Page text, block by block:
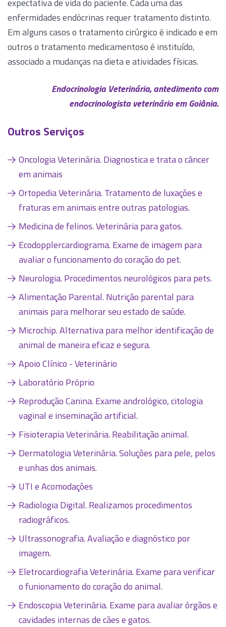
expectativa de vida do paciente. Cada uma das
enfermidades endócrinas requer tratamento distinto.
Em alguns casos o tratamento cirúrgico é indicado e em
outros o tratamento medicamentoso é instituído,
associado a mudanças na dieta e atividades físicas.
Endocrinologia Veterinária, antedimento com
endocrinologista veterinário em Goiânia.
Outros Serviços
Oncologia Veterinária. Diagnostica e trata o câncer
em animais
Ortopedia Veterinária. Tratamento de luxações e
fraturas em animais entre outras patologias.
Medicina de felinos. Veterinária para gatos.
Ecodopplercardiograma. Exame de imagem para
avaliar o funcionamento do coração do pet.
Neurologia. Procedimentos neurológicos para pets.
Alimentação Parental. Nutrição parental para
animais para melhorar seu estado de saúde.
Microchip. Alternativa para melhor identificação de
animal de maneira eficaz e segura.
Apoio Clínico - Veterinário
Laboratório Próprio
Reprodução Canina. Exame andrológico, citologia
vaginal e inseminação artificial.
Fisioterapia Veterinária. Reabilitação animal.
Dermatologia Veterinária. Soluções para pele, pelos
e unhas dos animais.
UTI e Acomodações
Radiologia Digital. Realizamos procedimentos
radiográficos.
Ultrassonografia. Avaliação e diagnóstico por
imagem.
Eletrocardiografia Veterinária. Exame para verificar
o funionamento do coração do animal.
Endoscopia Veterinária. Exame para avaliar órgãos e
cavidades internas de cães e gatos.